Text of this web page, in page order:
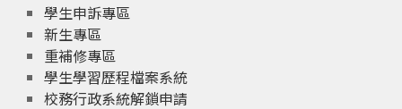
學生申訴專區
新生專區
重補修專區
學生學習歷程檔案系統
校務行政系統解鎖申請